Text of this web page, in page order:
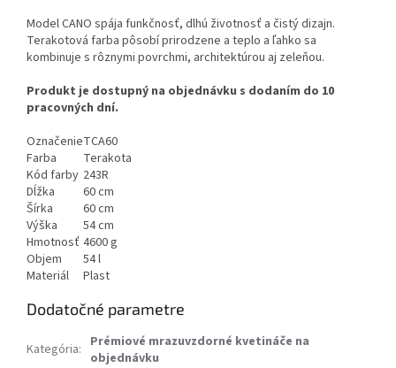
Model CANO spája funkčnosť, dlhú životnosť a čistý dizajn.
Terakotová farba pôsobí prirodzene a teplo a ľahko sa
kombinuje s rôznymi povrchmi, architektúrou aj zeleňou.
Produkt je dostupný na objednávku s dodaním do 10
pracovných dní.
OznačenieTCA60
Farba
Terakota
Kód farby 243R
Dĺžka
60 cm
Šírka
60 cm
Výška
54 cm
Hmotnosť 4600 g
Objem
54 l
Materiál
Plast
Dodatočné parametre
Kategória: Prémiové mrazuvzdorné kvetináče na
objednávku